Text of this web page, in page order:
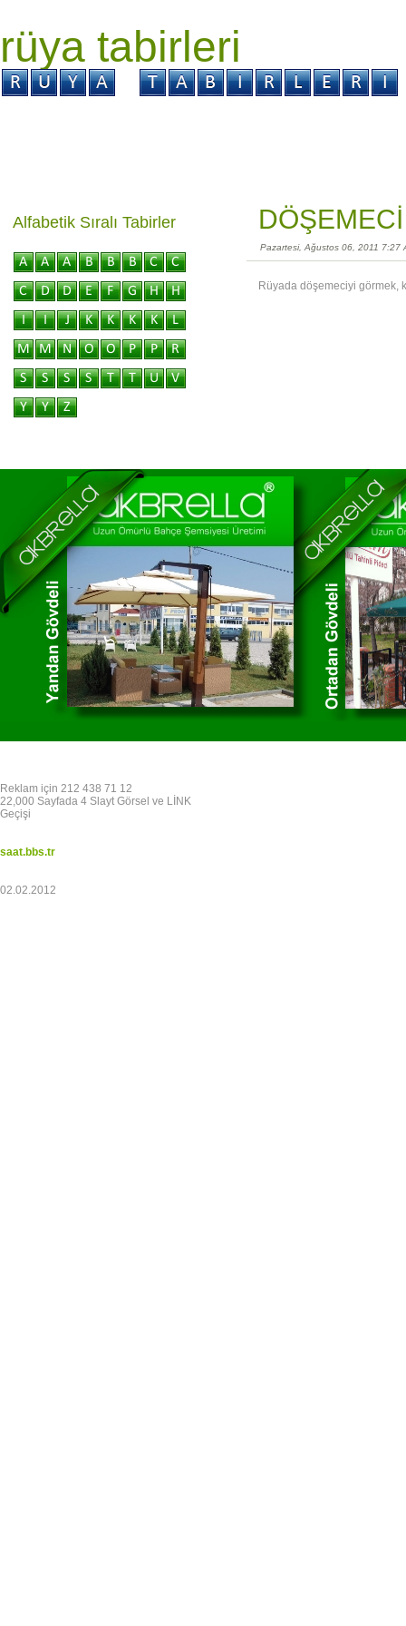
rüya tabirleri
Pazartesi, Ağustos 06, 2011 7:27
Rüyada döşemeciyi görmek,
Alfabetik Sıralı Tabirler
Reklam için 212 438 71 12
22,000 Sayfada 4 Slayt Görsel ve LİNK
Geçişi
saat.bbs.tr
02.02.2012